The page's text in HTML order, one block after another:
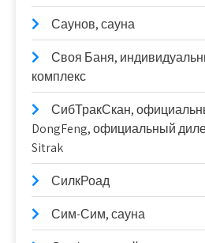
Саунов, сауна
Своя Баня,
комплекс
СибТракСкан,
DongFeng, официальный
Sitrak
СилкРоад
Сим-Сим, сауна